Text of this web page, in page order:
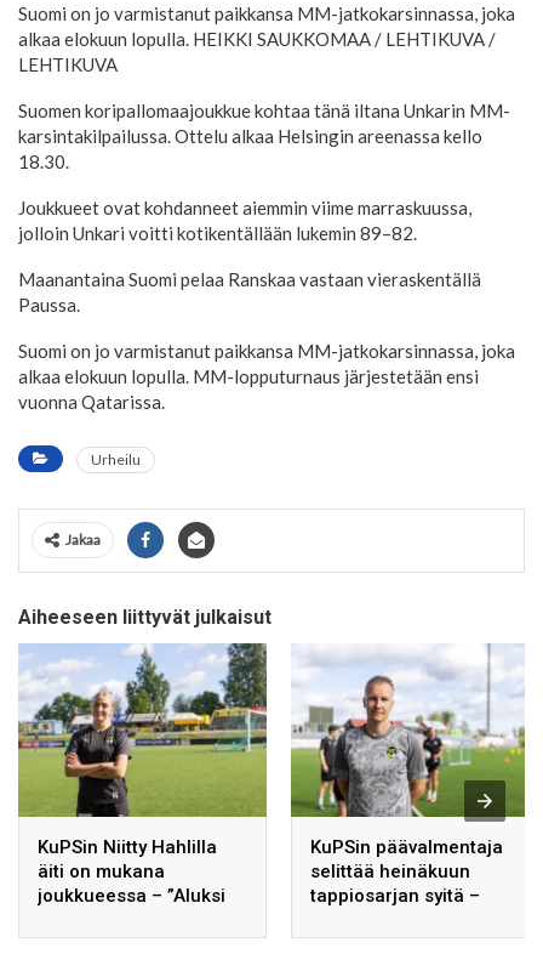
Suomi on jo varmistanut paikkansa MM-jatkokarsinnassa, joka
alkaa elokuun lopulla. HEIKKI SAUKKOMAA / LEHTIKUVA/
LEHTIKUVA
Suomen koripallomaajoukkue kohtaa tänä iltana Unkarin MM-
karsintakilpailussa. Ottelu alkaa Helsingin areenassa kello
18.30.
Joukkueet ovat kohdanneet aiemmin viime marraskuussa,
jolloin Unkari voitti kotikentällään lukemin 89–82.
Maanantaina Suomi pelaa Ranskaa vastaan vieraskentällä
Paussa.
Suomi on jo varmistanut paikkansa MM-jatkokarsinnassa, joka
alkaa elokuun lopulla. MM-lopputurnaus järjestetään ensi
vuonna Qatarissa.
Urheilu
Jakaa
Aiheeseen liittyvät julkaisut
KuPSin Niitty Hahlilla
äiti on mukana
joukkueessa – ”Aluksi
erikoiselta”
KuPSin päävalmentaja
selittää heinäkuun
tappiosarjan syitä –
saavuttavan enemmän